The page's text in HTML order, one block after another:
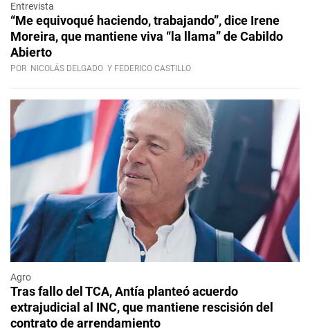
Entrevista
“Me equivoqué haciendo, trabajando”, dice Irene
Moreira, que mantiene viva “la llama” de Cabildo
Abierto
POR NICOLÁS DELGADO Y FEDERICO CASTILLO
Agro
Tras fallo del TCA, Antía planteó acuerdo
extrajudicial al INC, que mantiene rescisión del
contrato de arrendamiento